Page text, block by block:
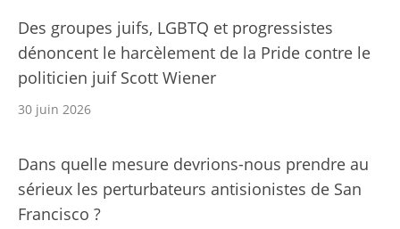
Des groupes juifs, LGBTQ et progressistes
dénoncent le harcèlement de la Pride contre le
politicien juif Scott Wiener
30 juin 2026
Dans quelle mesure devrions-nous prendre au
sérieux les perturbateurs antisionistes de San
Francisco ?